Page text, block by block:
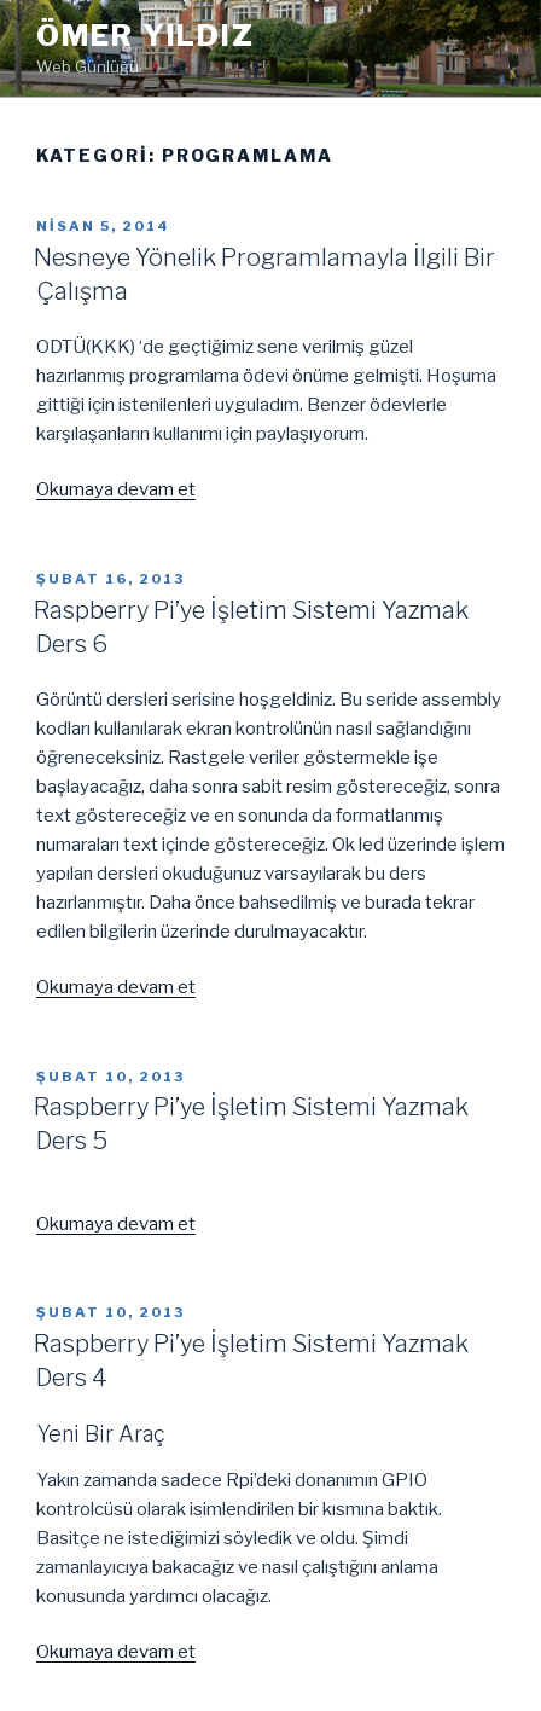
İçeriğe
geç ÖMER YILDIZ
Web Günlüğü
KATEGORI: PROGRAMLAMA
YAYIM
TARIHI
NISAN 5, 2014
Nesneye Yönelik Programlamayla İlgili Bir
Çalışma
ODTÜ(KKK) ‘de geçtiğimiz sene verilmiş güzel
hazırlanmış programlama ödevi önüme gelmişti. Hoşuma
gittiği için istenilenleri uyguladım. Benzer ödevlerle
karşılaşanların kullanımı için paylaşıyorum.
Okumaya devam et“Nesneye
Bir
YAYIM
TARIHI
ŞUBAT 16, 2013
Raspberry Pi’ye İşletim Sistemi Yazmak
Ders 6
Görüntü dersleri serisine hoşgeldiniz. Bu seride assembly
kodları kullanılarak ekran kontrolünün nasıl sağlandığını
öğreneceksiniz. Rastgele veriler göstermekle işe
başlayacağız, daha sonra sabit resim göstereceğiz, sonra
text göstereceğiz ve en sonunda da formatlanmış
numaraları text içinde göstereceğiz. Ok led üzerinde işlem
yapılan dersleri okuduğunuz varsayılarak bu ders
hazırlanmıştır. Daha önce bahsedilmiş ve burada tekrar
edilen bilgilerin üzerinde durulmayacaktır.
Okumaya devam et“Raspberry
Yazmak
YAYIM
TARIHI
ŞUBAT 10, 2013
Raspberry Pi’ye İşletim Sistemi Yazmak
Ders 5
Okumaya devam et“Raspberry
Yazmak
YAYIM
TARIHI
ŞUBAT 10, 2013
Raspberry Pi’ye İşletim Sistemi Yazmak
Ders 4
Yeni Bir Araç
Yakın zamanda sadece Rpi’deki donanımın GPIO
kontrolcüsü olarak isimlendirilen bir kısmına baktık.
Basitçe ne istediğimizi söyledik ve oldu. Şimdi
zamanlayıcıya bakacağız ve nasıl çalıştığını anlama
konusunda yardımcı olacağız.
Okumaya devam et“Raspberry